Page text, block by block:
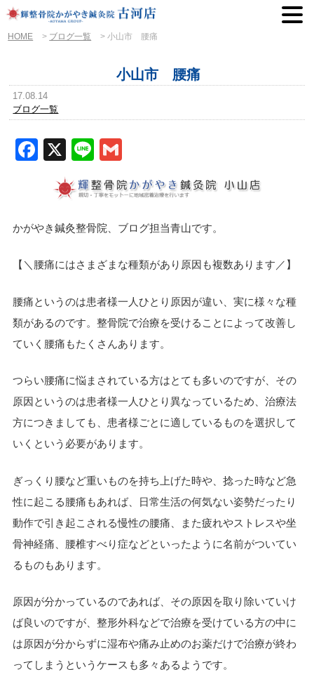
HOME > ブログ一覧 >小山市 腰痛
小山市 腰痛
17.08.14
ブログ一覧
Facebook
X Line
かがやき鍼灸整骨院、ブログ担当青山です。
【＼腰痛にはさまざまな種類があり原因も複数あります／】
腰痛というのは患者様一人ひとり原因が違い、実に様々な種
類があるのです。整骨院で治療を受けることによって改善し
ていく腰痛もたくさんあります。
つらい腰痛に悩まされている方はとても多いのですが、その
原因というのは患者様一人ひとり異なっているため、治療法
方につきましても、患者様ごとに適しているものを選択して
いくという必要があります。
ぎっくり腰など重いものを持ち上げた時や、捻った時など急
性に起こる腰痛もあれば、日常生活の何気ない姿勢だったり
動作で引き起こされる慢性の腰痛、また疲れやストレスや坐
骨神経痛、腰椎すべり症などといったように名前がついてい
るものもあります。
原因が分かっているのであれば、その原因を取り除いていけ
ば良いのですが、整形外科などで治療を受けている方の中に
は原因が分からずに湿布や痛み止めのお薬だけで治療が終わ
ってしまうというケースも多々あるようです。